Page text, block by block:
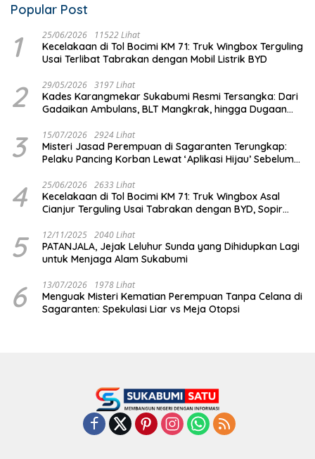
Popular Post
1 25/06/2026 11522 Lihat
Kecelakaan di Tol Bocimi KM 71: Truk Wingbox Terguling
Usai Terlibat Tabrakan dengan Mobil Listrik BYD
2 29/05/2026 3197 Lihat
Kades Karangmekar Sukabumi Resmi Tersangka: Dari
Gadaikan Ambulans, BLT Mangkrak, hingga Dugaan
3 15/07/2026 2924 Lihat
Misteri Jasad Perempuan di Sagaranten Terungkap:
Pelaku Pancing Korban Lewat ‘Aplikasi Hijau’ Sebelum
4 25/06/2026 2633 Lihat
Kecelakaan di Tol Bocimi KM 71: Truk Wingbox Asal
Cianjur Terguling Usai Tabrakan dengan BYD, Sopir
5 12/11/2025 2040 Lihat
PATANJALA, Jejak Leluhur Sunda yang Dihidupkan Lagi
untuk Menjaga Alam Sukabumi
6 13/07/2026 1978 Lihat
Menguak Misteri Kematian Perempuan Tanpa Celana di
Sagaranten: Spekulasi Liar vs Meja Otopsi